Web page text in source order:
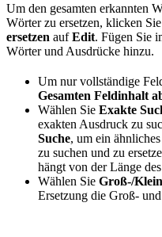
Um den gesamten erkannten
Wörter zu ersetzen, klicken
ersetzen aufEdit. Fügen Sie
Wörter und Ausdrücke hinzu.
Um nur vollständige
Gesamten Feldinhalt
Wählen Sie Exakte
exakten Ausdruck zu
Suche, um ein
zu suchen und zu
hängt von der Länge
Wählen Sie Groß-/
Ersetzung die Groß-